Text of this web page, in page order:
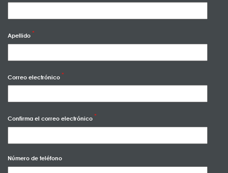
Apellido
Correo electrónico
Confirma el correo electrónico
Número de teléfono